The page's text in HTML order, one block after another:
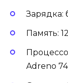
Зарядка:
Память:
Adreno